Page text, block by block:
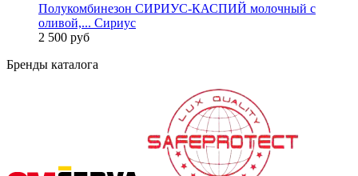
Полукомбинезон СИРИУС-КАСПИЙ молочный с
оливой,... Сириус
2 500 руб
Бренды каталога